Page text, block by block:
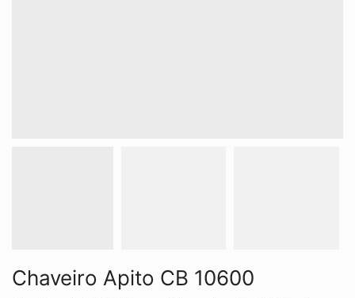
Chaveiro Apito CB 10600